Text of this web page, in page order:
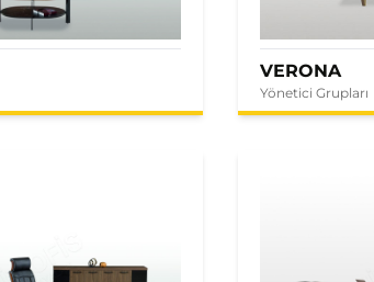
VERONA
Yönetici Grupları